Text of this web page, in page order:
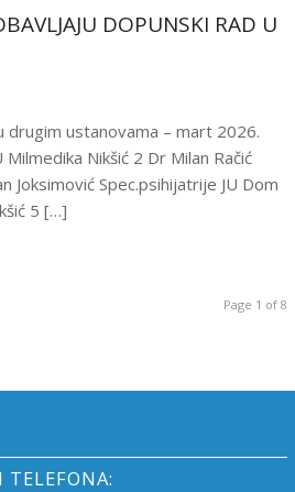
DOPUNSKI RAD U
drugim ustanovama – mart 2026.
Nikšić 2 Dr Milan Račić
Joksimović Spec.psihijatrije JU Dom
5 […]
Page 1 of 8
TELEFONA: